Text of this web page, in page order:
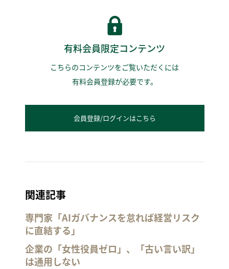
有料会員限定コンテンツ
こちらのコンテンツをご覧いただくには
有料会員登録が必要です。
会員登録/ログインはこちら
関連記事
専門家「AIガバナンスを怠れば経営リスク
に直結する」
企業の「女性役員ゼロ」、「古い言い訳」
は通用しない